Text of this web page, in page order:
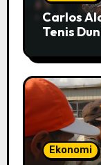
Carlos
Tenis
Ekonomi